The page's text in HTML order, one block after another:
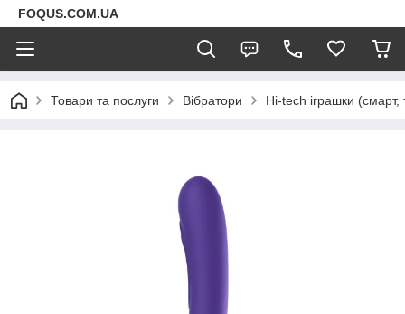
FOQUS.COM.UA
Товари та послуги Вібратори Hi-tech іграшки